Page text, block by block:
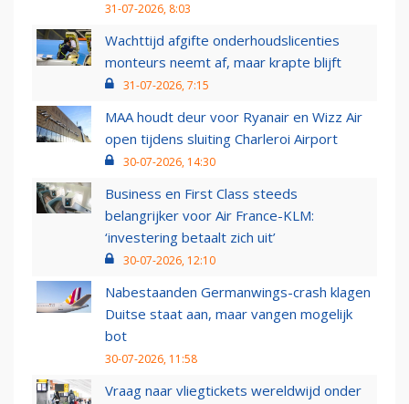
31-07-2026, 8:03
Wachttijd afgifte onderhoudslicenties
monteurs neemt af, maar krapte blijft
31-07-2026, 7:15
MAA houdt deur voor Ryanair en Wizz Air
open tijdens sluiting Charleroi Airport
30-07-2026, 14:30
Business en First Class steeds
belangrijker voor Air France-KLM:
‘investering betaalt zich uit’
30-07-2026, 12:10
Nabestaanden Germanwings-crash klagen
Duitse staat aan, maar vangen mogelijk
bot
30-07-2026, 11:58
Vraag naar vliegtickets wereldwijd onder